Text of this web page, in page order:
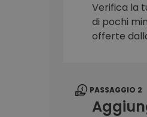
Verifica la
di pochi
offerte
PASSAGGIO 2